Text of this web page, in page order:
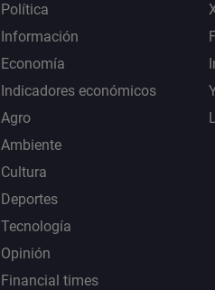
Política
Información
Economía
Indicadores económicos
Agro
Ambiente
Cultura
Deportes
Tecnología
Opinión
Financial times